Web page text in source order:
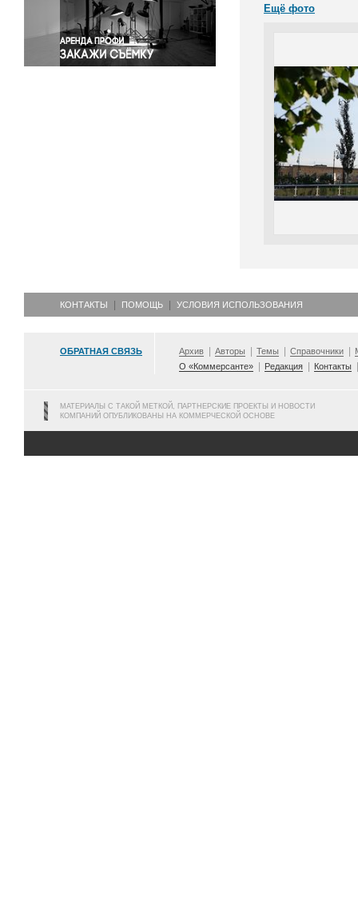
Экология
Экономика и бизнес
Ещё фото
КОНТАКТЫ ПОМОЩЬ УСЛОВИЯ ИСПОЛЬЗОВАНИЯ
ОБРАТНАЯ СВЯЗЬ Архив Авторы Темы Справочники
О «Коммерсанте»
Редакция Контакты
МАТЕРИАЛЫ С ТАКОЙ МЕТКОЙ, ПАРТНЕРСКИЕ ПРОЕКТЫ И НОВОСТИ
КОМПАНИЙ ОПУБЛИКОВАНЫ НА КОММЕРЧЕСКОЙ ОСНОВЕ